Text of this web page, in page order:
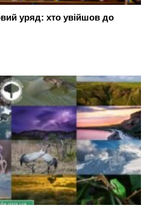
уряд: хто увійшов до